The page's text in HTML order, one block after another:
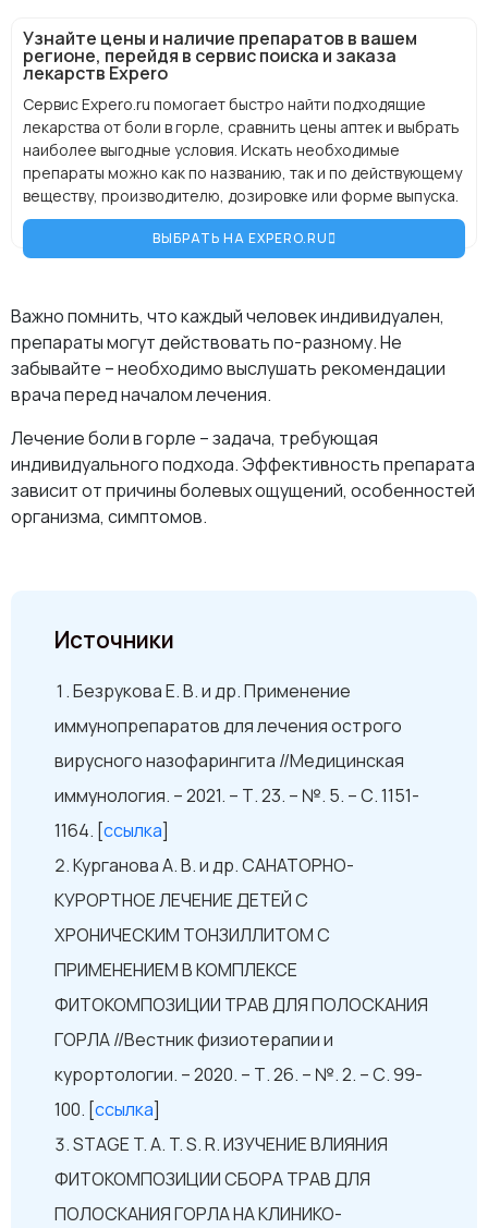
Узнайте цены и наличие препаратов в вашем
регионе, перейдя в сервис поиска и заказа
лекарств Expero
Сервис Expero.ru помогает быстро найти подходящие
лекарства от боли в горле, сравнить цены аптек и выбрать
наиболее выгодные условия. Искать необходимые
препараты можно как по названию, так и по действующему
веществу, производителю, дозировке или форме выпуска.
ВЫБРАТЬ НА EXPERO.RU
Важно помнить, что каждый человек индивидуален,
препараты могут действовать по-разному. Не
забывайте – необходимо выслушать рекомендации
врача перед началом лечения.
Лечение боли в горле – задача, требующая
индивидуального подхода. Эффективность препарата
зависит от причины болевых ощущений, особенностей
организма, симптомов.
Источники
Безрукова Е. В. и др. Применение
иммунопрепаратов для лечения острого
вирусного назофарингита //Медицинская
иммунология. – 2021. – Т. 23. – №. 5. – С. 1151-
1164. [ссылка]
Курганова А. В. и др. САНАТОРНО-
КУРОРТНОЕ ЛЕЧЕНИЕ ДЕТЕЙ С
ХРОНИЧЕСКИМ ТОНЗИЛЛИТОМ С
ПРИМЕНЕНИЕМ В КОМПЛЕКСЕ
ФИТОКОМПОЗИЦИИ ТРАВ ДЛЯ ПОЛОСКАНИЯ
ГОРЛА //Вестник физиотерапии и
курортологии. – 2020. – Т. 26. – №. 2. – С. 99-
100. [ссылка]
STAGE T. A. T. S. R. ИЗУЧЕНИЕ ВЛИЯНИЯ
ФИТОКОМПОЗИЦИИ СБОРА ТРАВ ДЛЯ
ПОЛОСКАНИЯ ГОРЛА НА КЛИНИКО-